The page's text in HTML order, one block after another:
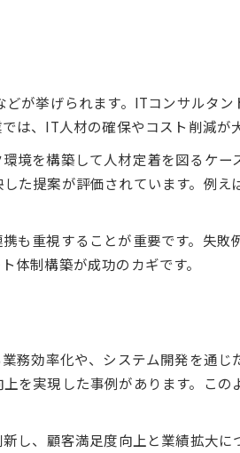
が挙げられます。ITコンサルタ
、IT人材の確保やコスト削減が
境を構築して人材定着を図るケ
た提案が評価されています。例
も重視することが重要です。失
体制構築が成功のカギです。
務効率化や、システム開発を通
を実現した事例があります。こ
し、顧客満足度向上と業績拡大